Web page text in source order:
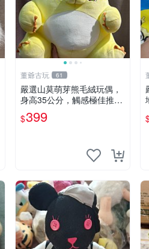
董爺古玩 61
嚴選山莫萌芽熊毛絨玩偶，
身高35公分，觸感極佳推薦
收藏 萌芽熊 毛絨玩偶 串珠
玩偶
$399